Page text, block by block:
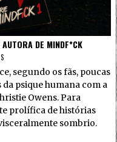
DE MINDF*CK
segundo os fãs, poucas
psique humana com a
Owens. Para
prolífica de histórias
sombrio.